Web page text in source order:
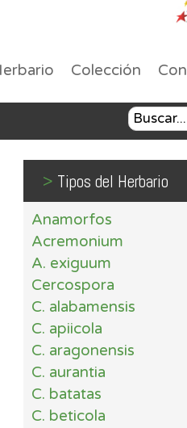
Colección
> Tipos del Herbario
Anamorfos
Acremonium
A. exiguum
Cercospora
C. alabamensis
C. apiicola
C. aragonensis
C. aurantia
C. batatas
C. beticola